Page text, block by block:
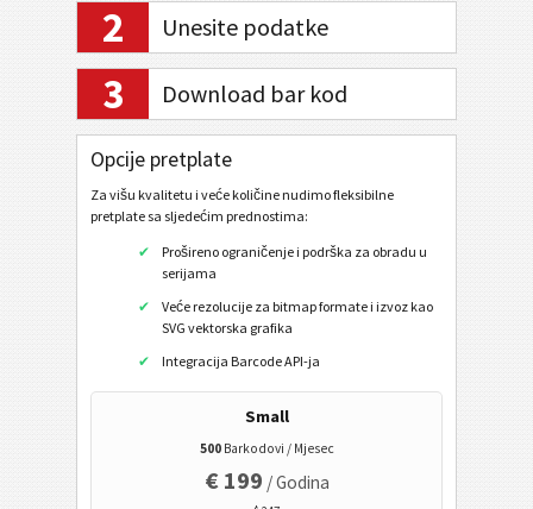
Internet bankarstvo / SEPA
Mobilni oznak
QR kod
QR Code (Mobilni telefon)
URL
Nazvati telefonski broj
Poslati SMS poruku
Twitter profil
Facebook profil
Facebook Sviđa mi se / Like
LinkedIn korisničkog profila
2 Unesite podatke
3 Download bar kod
Opcije pretplate
Za višu kvalitetu i veće količine nudimo fleksibilne
pretplate sa sljedećim prednostima:
Prošireno ograničenje i podrška za obradu u
serijama
Veće rezolucije za bitmap formate i izvoz kao
SVG vektorska grafika
Integracija Barcode API-ja
Small
500Barkodovi / Mjesec
€ 199 / Godina